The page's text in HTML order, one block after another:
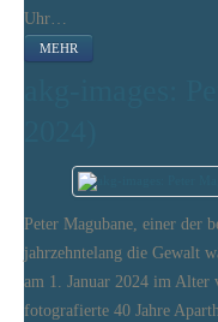
Uhr…
MEHR
Peter Magubane, einer der
jahrzehntelang die Gewalt
am 1. Januar 2024 im Alter
fotografierte 40 Jahre